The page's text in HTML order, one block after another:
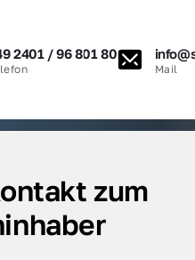
2401 / 96 801 80
Mail
zum